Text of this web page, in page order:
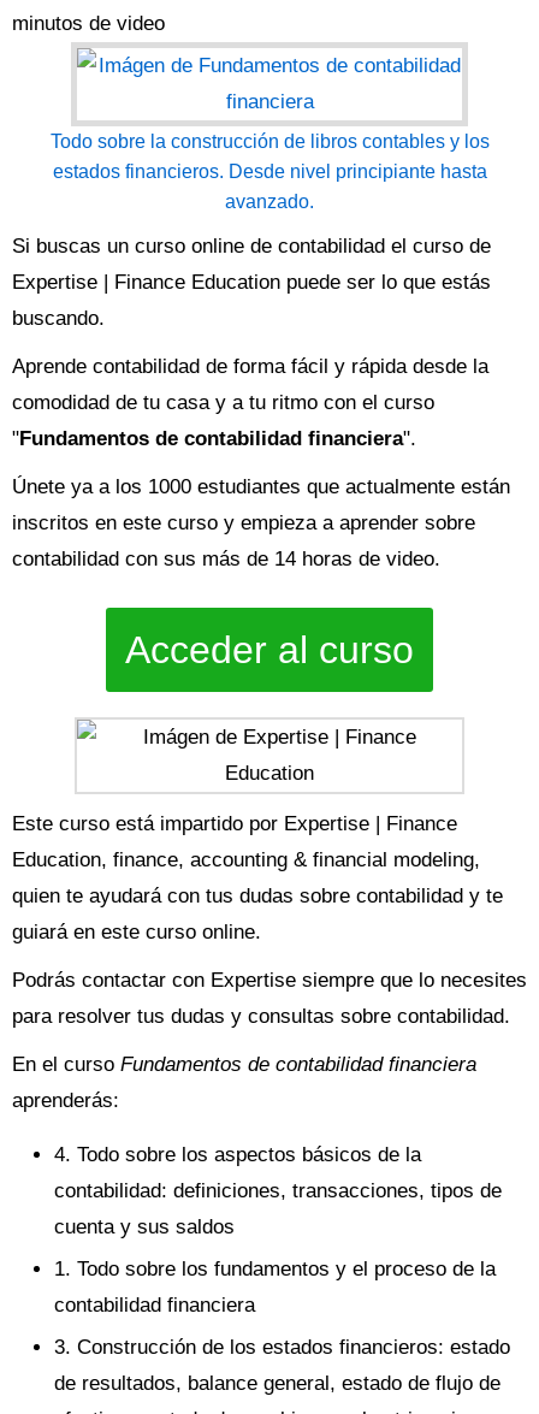
minutos de video
Todo sobre la construcción de libros contables y los
estados financieros. Desde nivel principiante hasta
avanzado.
Si buscas un curso online de contabilidad el curso de
Expertise | Finance Education puede ser lo que estás
buscando.
Aprende contabilidad de forma fácil y rápida desde la
comodidad de tu casa y a tu ritmo con el curso
"Fundamentos de contabilidad financiera".
Únete ya a los 1000 estudiantes que actualmente están
inscritos en este curso y empieza a aprender sobre
contabilidad con sus más de 14 horas de video.
Acceder al curso
Este curso está impartido por Expertise | Finance
Education, finance, accounting & financial modeling,
quien te ayudará con tus dudas sobre contabilidad y te
guiará en este curso online.
Podrás contactar con Expertise siempre que lo necesites
para resolver tus dudas y consultas sobre contabilidad.
En el curso Fundamentos de contabilidad financiera
aprenderás:
4. Todo sobre los aspectos básicos de la
contabilidad: definiciones, transacciones, tipos de
cuenta y sus saldos
1. Todo sobre los fundamentos y el proceso de la
contabilidad financiera
3. Construcción de los estados financieros: estado
de resultados, balance general, estado de flujo de